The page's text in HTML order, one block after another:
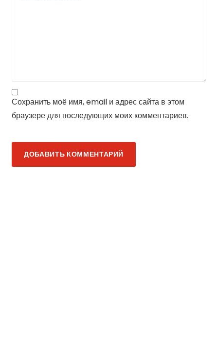
Сохранить моё имя, email и адрес сайта в этом
браузере для последующих моих комментариев.
ДОБАВИТЬ КОММЕНТАРИЙ